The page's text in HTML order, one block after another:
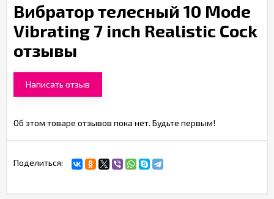
Вибратор телесный 10 Mode
Vibrating 7 inch Realistic Cock
отзывы
Написать отзыв
Об этом товаре отзывов пока нет. Будьте первым!
Поделиться: